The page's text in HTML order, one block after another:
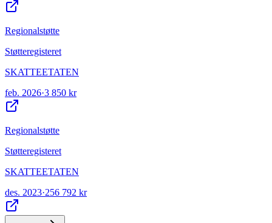
Regionalstøtte
Støtteregisteret
SKATTEETATEN
feb. 2026·3 850 kr
Regionalstøtte
Støtteregisteret
SKATTEETATEN
des. 2023·256 792 kr